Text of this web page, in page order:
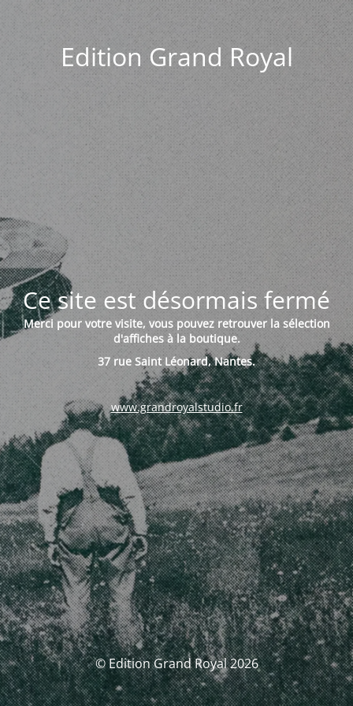
Edition Grand Royal
Ce site est désormais fermé
Merci pour votre visite, vous pouvez retrouver la sélection
d'affiches à la boutique.
37 rue Saint Léonard, Nantes.
www.grandroyalstudio.fr
© Edition Grand Royal 2026